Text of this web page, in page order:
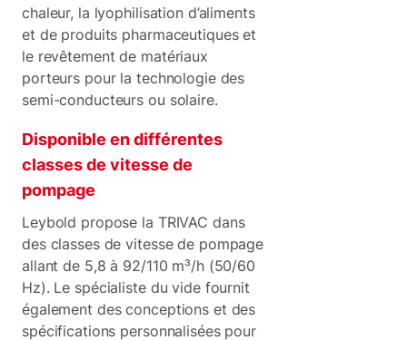
chaleur, la lyophilisation d’aliments
et de produits pharmaceutiques et
le revêtement de matériaux
porteurs pour la technologie des
semi-conducteurs ou solaire.
Disponible en différentes
classes de vitesse de
pompage
Leybold propose la TRIVAC dans
des classes de vitesse de pompage
allant de 5,8 à 92/110 m³/h (50/60
Hz). Le spécialiste du vide fournit
également des conceptions et des
spécifications personnalisées pour